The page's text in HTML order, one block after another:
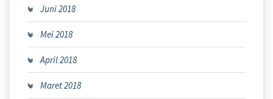
Juni 2018
Mei 2018
April 2018
Maret 2018